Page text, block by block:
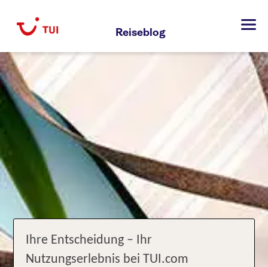
Inhalt
springen
Reiseblog
Ihre Entscheidung – Ihr
Nutzungserlebnis bei TUI.com